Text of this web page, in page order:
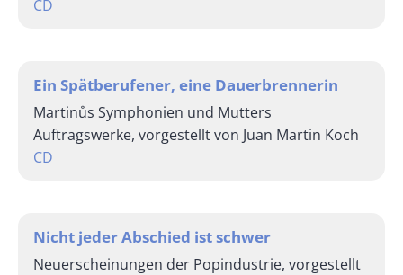
CD
Ein Spätberufener, eine Dauerbrennerin
Martinůs Symphonien und Mutters
Auftragswerke, vorgestellt von Juan Martin Koch
CD
Nicht jeder Abschied ist schwer
Neuerscheinungen der Popindustrie, vorgestellt